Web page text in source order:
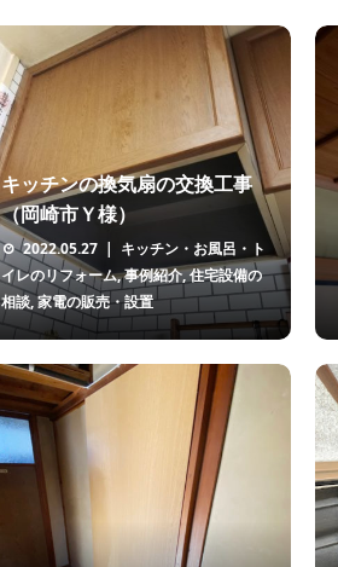
キッチンの換気扇の交換工事
（岡崎市Ｙ様）
2022.05.27
キッチン・お風呂・ト
イレのリフォーム,事例紹介,住宅設備の
相談,家電の販売・設置